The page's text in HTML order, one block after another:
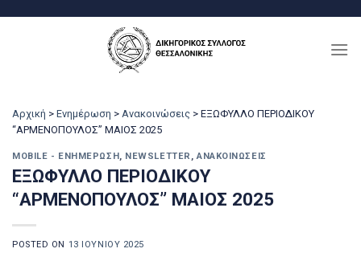
Αρχική > Ενημέρωση > Ανακοινώσεις > ΕΞΩΦΥΛΛΟ ΠΕΡΙΟΔΙΚΟΥ
“ΑΡΜΕΝΟΠΟΥΛΟΣ” ΜΑΙΟΣ 2025
MOBILE - ΕΝΗΜΈΡΩΣΗ, NEWSLETTER ,ΑΝΑΚΟΙΝΏΣΕΙΣ
ΕΞΩΦΥΛΛΟ ΠΕΡΙΟΔΙΚΟΥ
“ΑΡΜΕΝΟΠΟΥΛΟΣ” ΜΑΙΟΣ 2025
POSTED ON 13 ΙΟΥΝΊΟΥ 2025